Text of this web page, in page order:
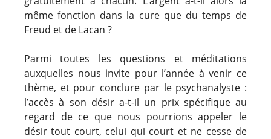
même fonction dans la cure que du temps de
Freud et de Lacan ?
Parmi toutes les questions et méditations
auxquelles nous invite pour l’année à venir ce
thème, et pour conclure par le psychanalyste :
l’accès à son désir a-t-il un prix spécifique au
regard de ce que nous pourrions appeler le
désir tout court, celui qui court et ne cesse de